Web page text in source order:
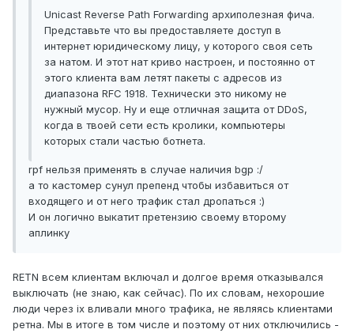
Unicast Reverse Path Forwarding архиполезная фича.
Представьте что вы предоставляете доступ в
интернет юридическому лицу, у которого своя сеть
за натом. И этот нат криво настроен, и постоянно от
этого клиента вам летят пакеты с адресов из
диапазона RFC 1918. Технически это никому не
нужный мусор. Ну и еще отличная защита от DDoS,
когда в твоей сети есть кролики, компьютеры
которых стали частью ботнета.
rpf нельзя применять в случае наличия bgp :/
а то кастомер сунул препенд чтобы избавиться от
входящего и от него трафик стал дропаться :)
И он логично выкатит претензию своему второму
аплинку
RETN всем клиентам включал и долгое время отказывался
выключать (не знаю, как сейчас). По их словам, нехорошие
люди через ix вливали много трафика, не являясь клиентами
ретна. Мы в итоге в том числе и поэтому от них отключились -